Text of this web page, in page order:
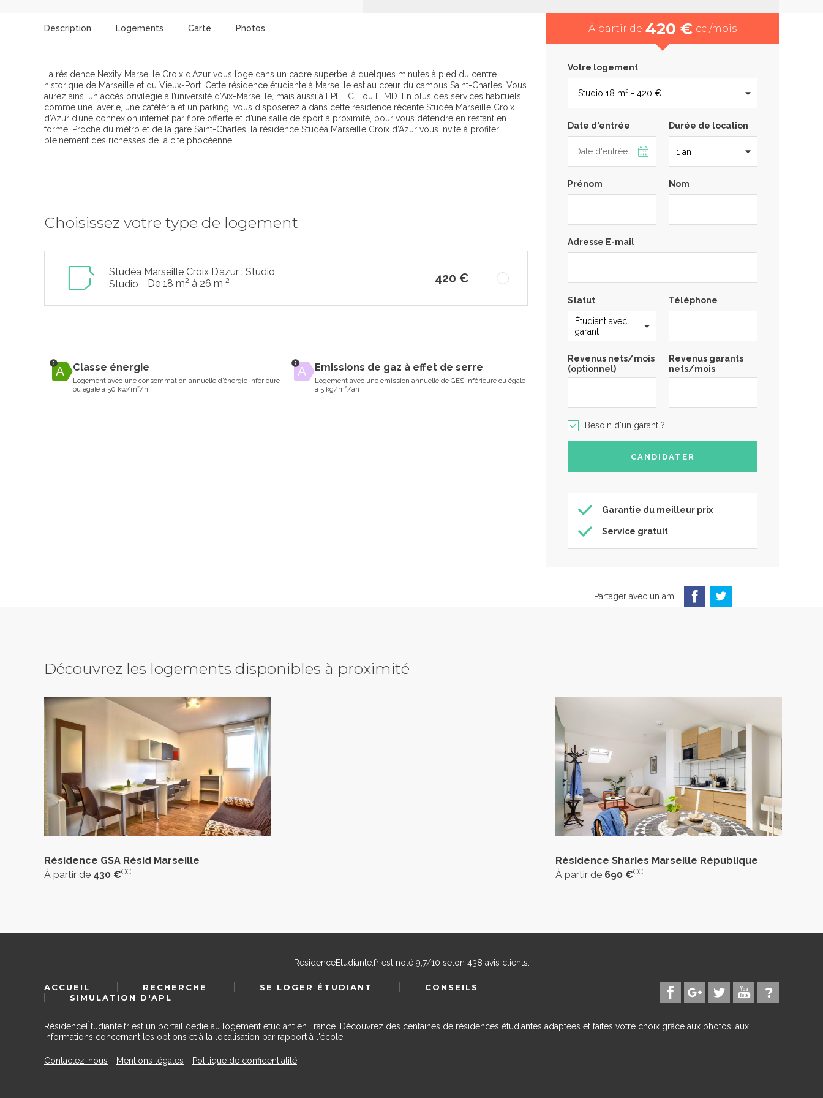
Description Logements Carte Photos
La résidence Nexity Marseille Croix d’Azur vous loge dans un cadre superbe, à quelques minutes à pied du centre
historique de Marseille et du Vieux-Port. Cette résidence étudiante à Marseille est au cœur du campus Saint-Charles. Vous
aurez ainsi un accès privilégié à l’université d’Aix-Marseille, mais aussi à EPITECH ou l’EMD. En plus des services habituels,
comme une laverie, une cafétéria et un parking, vous disposerez à dans cette résidence récente Studéa Marseille Croix
d’Azur d’une connexion internet par fibre offerte et d’une salle de sport à proximité, pour vous détendre en restant en
forme. Proche du métro et de la gare Saint-Charles, la résidence Studéa Marseille Croix d’Azur vous invite à profiter
pleinement des richesses de la cité phocéenne.
Choisissez votre type de logement
Studéa Marseille Croix D’azur : Studio
Studio
De 18 m2 à 26 m 2 420 €
Classe énergie
Logement avec une consommation annuelle d’énergie inférieure
ou égale à 50 kw/m²/h
Emissions de gaz à effet de serre
Logement avec une emission annuelle de GES inférieure ou égale
à 5 kg/m²/an
À partir de 420 € cc /mois
Votre logement
Date d'entrée Durée de location
Prénom Nom
Adresse E-mail
Statut Téléphone
Revenus nets/mois
(optionnel)
Revenus garants
nets/mois
Besoin d'un garant ?
Garantie du meilleur prix
Service gratuit
Partager avec un ami
Découvrez les logements disponibles à proximité
Résidence GSA Résid Marseille
À partir de 430 €CC
Résidence Sharies Marseille République
À partir de 690 €CC
ResidenceEtudiante.frest noté 9,7/10 selon 438 avis clients.
ACCUEIL RECHERCHE SE LOGER ÉTUDIANT
CONSEILS
SIMULATION D'APL
RésidenceÉtudiante.fr est un portail dédié au logement étudiant en France. Découvrez des centaines de résidences étudiantes adaptées et faites votre choix grâce aux photos, aux
informations concernant les options et à la localisation par rapport à l'école.
Contactez-nous - Mentions légales - Politique de confidentialité